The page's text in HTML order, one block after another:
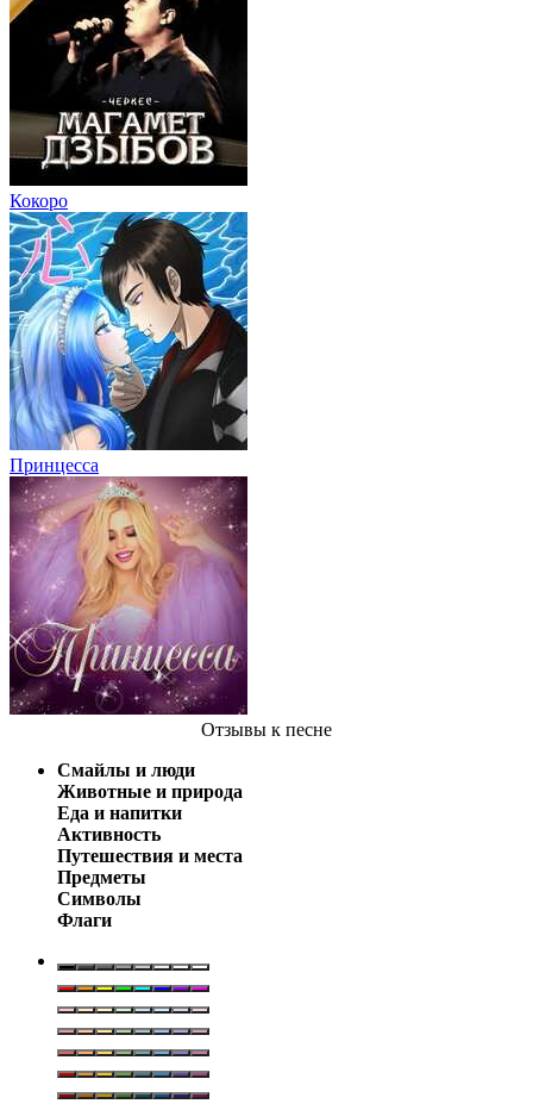
Кокоро
Принцесса
Отзывы к песне
Смайлы и люди
Животные и природа
Еда и напитки
Активность
Путешествия и места
Предметы
Символы
Флаги